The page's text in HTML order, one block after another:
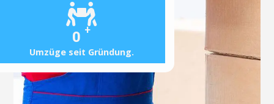
0 +
Umzüge seit Gründung.